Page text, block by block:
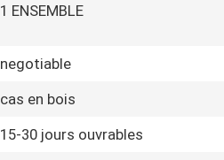
1 ENSEMBLE
negotiable
cas en bois
15-30 jours ouvrables